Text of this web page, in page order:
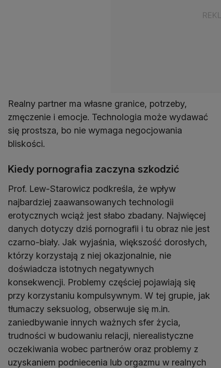
Realny partner ma własne granice, potrzeby,
zmęczenie i emocje. Technologia może wydawać
się prostsza, bo nie wymaga negocjowania
bliskości.
Kiedy pornografia zaczyna szkodzić
Prof. Lew-Starowicz podkreśla, że wpływ
najbardziej zaawansowanych technologii
erotycznych wciąż jest słabo zbadany. Najwięcej
danych dotyczy dziś pornografii i tu obraz nie jest
czarno-biały. Jak wyjaśnia, większość dorosłych,
którzy korzystają z niej okazjonalnie, nie
doświadcza istotnych negatywnych
konsekwencji. Problemy częściej pojawiają się
przy korzystaniu kompulsywnym. W tej grupie, jak
tłumaczy seksuolog, obserwuje się m.in.
zaniedbywanie innych ważnych sfer życia,
trudności w budowaniu relacji, nierealistyczne
oczekiwania wobec partnerów oraz problemy z
uzyskaniem podniecenia lub orgazmu w realnych